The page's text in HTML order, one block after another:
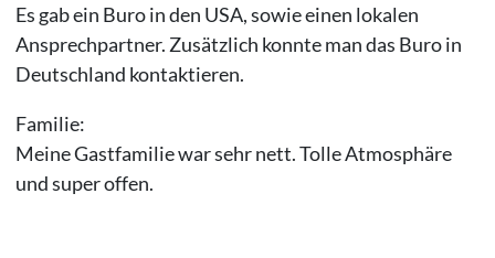
Es gab ein Buro in den USA, sowie einen lokalen
Ansprechpartner. Zusätzlich konnte man das Buro in
Deutschland kontaktieren.
Familie:
Meine Gastfamilie war sehr nett. Tolle Atmosphäre
und super offen.